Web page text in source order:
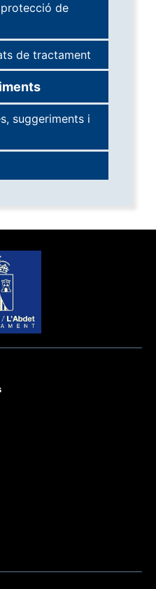
de
de tractament
suggeriments i